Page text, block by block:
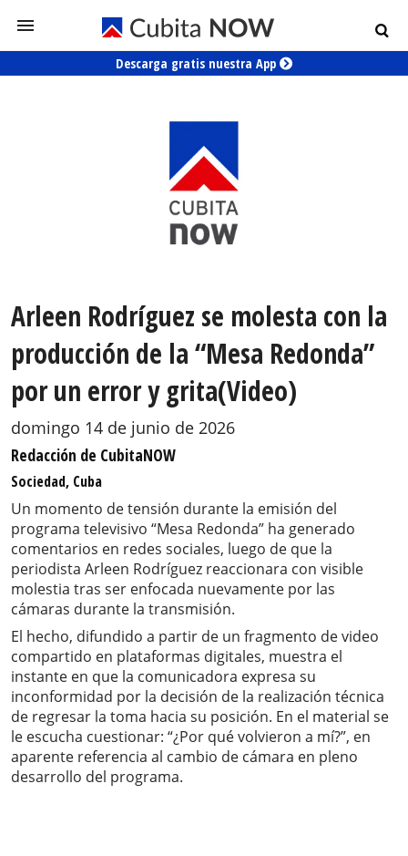
Descarga gratis nuestra App
Arleen Rodríguez se molesta con la
producción de la “Mesa Redonda”
por un error y grita(Video)
domingo 14 de junio de 2026
Redacción de CubitaNOW
Sociedad, Cuba
Un momento de tensión durante la emisión del
programa televisivo “Mesa Redonda” ha generado
comentarios en redes sociales, luego de que la
periodista Arleen Rodríguez reaccionara con visible
molestia tras ser enfocada nuevamente por las
cámaras durante la transmisión.
El hecho, difundido a partir de un fragmento de video
compartido en plataformas digitales, muestra el
instante en que la comunicadora expresa su
inconformidad por la decisión de la realización técnica
de regresar la toma hacia su posición. En el material se
le escucha cuestionar: “¿Por qué volvieron a mí?”, en
aparente referencia al cambio de cámara en pleno
desarrollo del programa.